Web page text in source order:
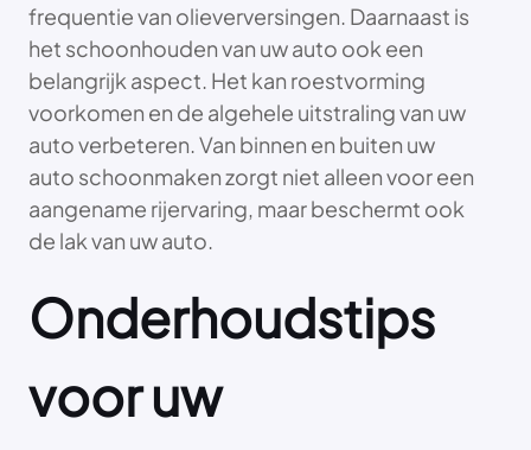
frequentie van olieverversingen. Daarnaast is
het schoonhouden van uw auto ook een
belangrijk aspect. Het kan roestvorming
voorkomen en de algehele uitstraling van uw
auto verbeteren. Van binnen en buiten uw
auto schoonmaken zorgt niet alleen voor een
aangename rijervaring, maar beschermt ook
de lak van uw auto.
Onderhoudstips
voor uw